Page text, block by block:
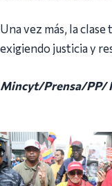
Una vez más, la
exigiendo justicia y
Mincyt/Prensa/PP/